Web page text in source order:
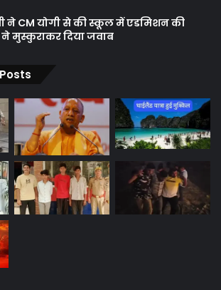
ने CM योगी से की स्कूल में एडमिशन की
मुस्कुराकर दिया जवाब